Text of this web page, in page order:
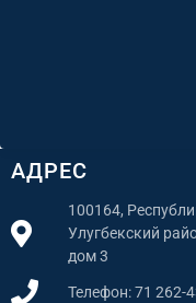
АДРЕС
100164,
Улугбекский
дом 3
Телефон: 71 262-